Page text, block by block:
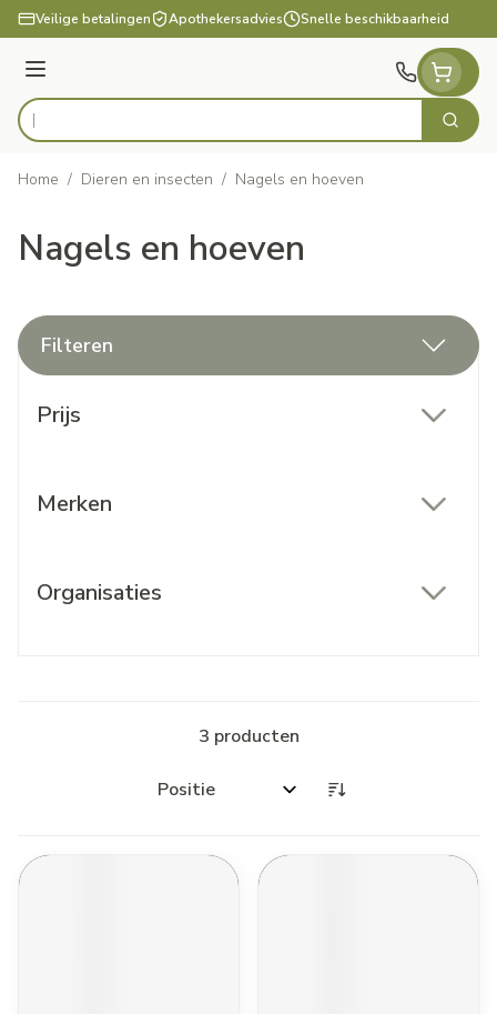
Ga naar de inhoud
Veilige betalingen Apothekersadvies Snelle beschikbaarheid
Menu
Product, merk, categorie... Zoek
Home / Dieren en insecten / Nagels en hoeven
Nagels en hoeven
Filteren
Prijs
Merken
Organisaties
3 producten
Sorteer op: